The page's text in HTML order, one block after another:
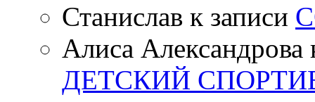
Станислав к записи
Алиса Александрова
ДЕТСКИЙ